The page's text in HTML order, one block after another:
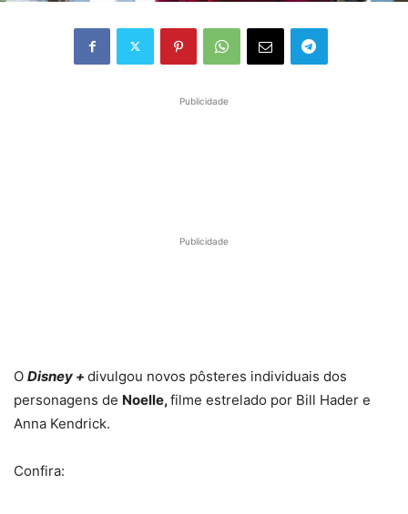
Publicidade
Publicidade
O Disney + divulgou novos pôsteres individuais dos
personagens de Noelle,filme estrelado por Bill Hader e
Anna Kendrick.
Confira: